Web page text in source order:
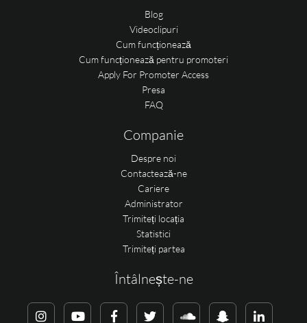
Blog
Videoclipuri
Cum funcționează
Cum funcționează pentru promoteri
Apply For Promoter Access
Presa
FAQ
Companie
Despre noi
Contactează-ne
Cariere
Administrator
Trimiteți locația
Statistici
Trimiteți partea
Întâlnește-ne